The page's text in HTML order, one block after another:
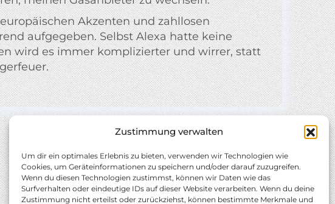
Zustimmung verwalten
Um dir ein optimales Erlebnis zu bieten, verwenden wir Technologien wie
Cookies, um Geräteinformationen zu speichern und/oder darauf zuzugreifen.
Wenn du diesen Technologien zustimmst, können wir Daten wie das
Surfverhalten oder eindeutige IDs auf dieser Website verarbeiten. Wenn du deine
Zustimmung nicht erteilst oder zurückziehst, können bestimmte Merkmale und
Akzenten und zahllosen
aufgegeben. Selbst Alexa hatte keine
wird es immer komplizierter und wirrer, statt